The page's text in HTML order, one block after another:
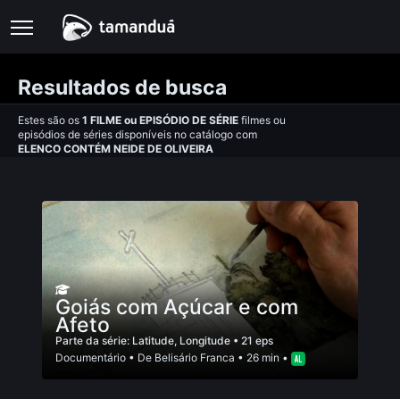
Resultados de busca
Estes são os 1 FILME ou EPISÓDIO DE SÉRIE filmes ou
episódios de séries disponíveis no catálogo com
ELENCO CONTÉM NEIDE DE OLIVEIRA
Goiás com Açúcar e com
Afeto
Parte da série: Latitude, Longitude • 21 eps
Documentário • De Belisário Franca • 26 min •